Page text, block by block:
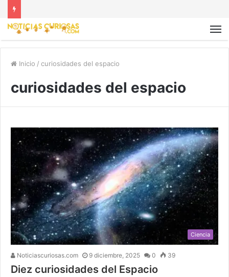
Inicio / curiosidades del espacio
curiosidades del espacio
Ciencia
Noticiascuriosas.com 9 diciembre, 2025 0 39
Diez curiosidades del Espacio